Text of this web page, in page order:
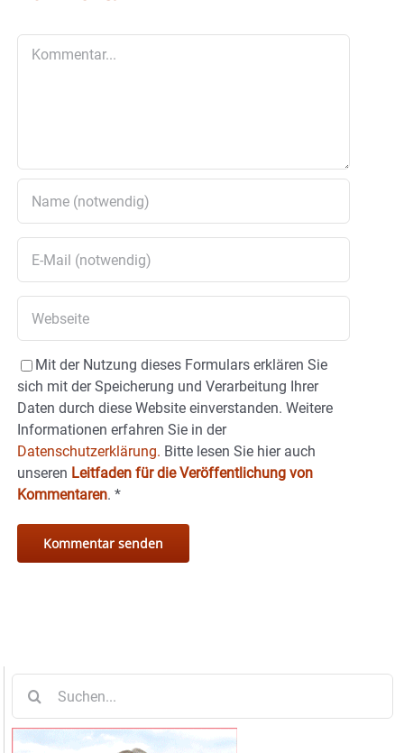
Mit der Nutzung dieses Formulars erklären Sie
sich mit der Speicherung und Verarbeitung Ihrer
Daten durch diese Website einverstanden. Weitere
Informationen erfahren Sie in der
Datenschutzerklärung. Bitte lesen Sie hier auch
unseren Leitfaden für die Veröffentlichung von
Kommentaren. *
nach: